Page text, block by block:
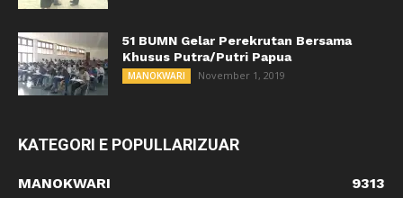
51 BUMN Gelar Perekrutan Bersama
Khusus Putra/Putri Papua
MANOKWARI November 1, 2019
KATEGORI E POPULLARIZUAR
MANOKWARI
9313